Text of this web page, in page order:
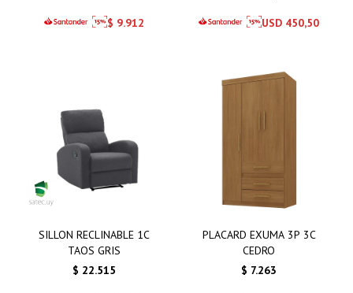
$ 9.912 USD 450,50
SILLON RECLINABLE 1C
TAOS GRIS
$ 22.515
PLACARD EXUMA 3P 3C
CEDRO
$ 7.263